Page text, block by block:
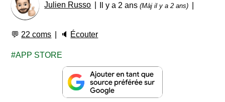
Julien Russo Il y a 2 ans(Màj il y a 2 ans)
💬 22 coms 🔈 Écouter
APP STORE